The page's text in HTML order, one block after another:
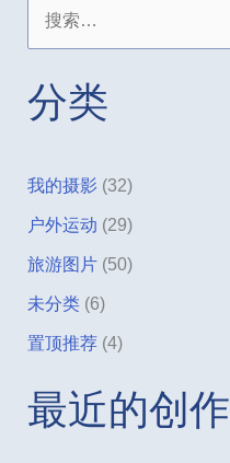
索
分类
我的摄影 (32)
户外运动 (29)
旅游图片(50)
未分类(6)
置顶推荐(4)
最近的创作